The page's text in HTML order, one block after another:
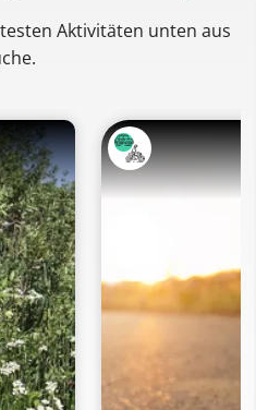
Aktivitäten unten aus